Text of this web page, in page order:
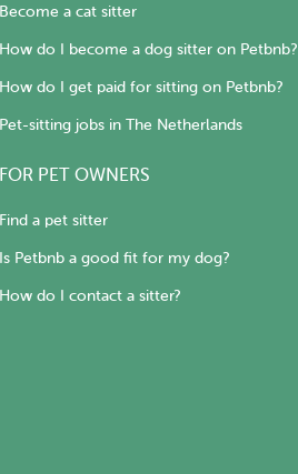
Become a cat sitter
How do I become a dog sitter on Petbnb?
How do I get paid for sitting on Petbnb?
Pet-sitting jobs in The Netherlands
FOR PET OWNERS
Find a pet sitter
Is Petbnb a good fit for my dog?
How do I contact a sitter?